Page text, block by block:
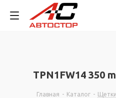
TPN1FW14 350
Главная - Каталог -